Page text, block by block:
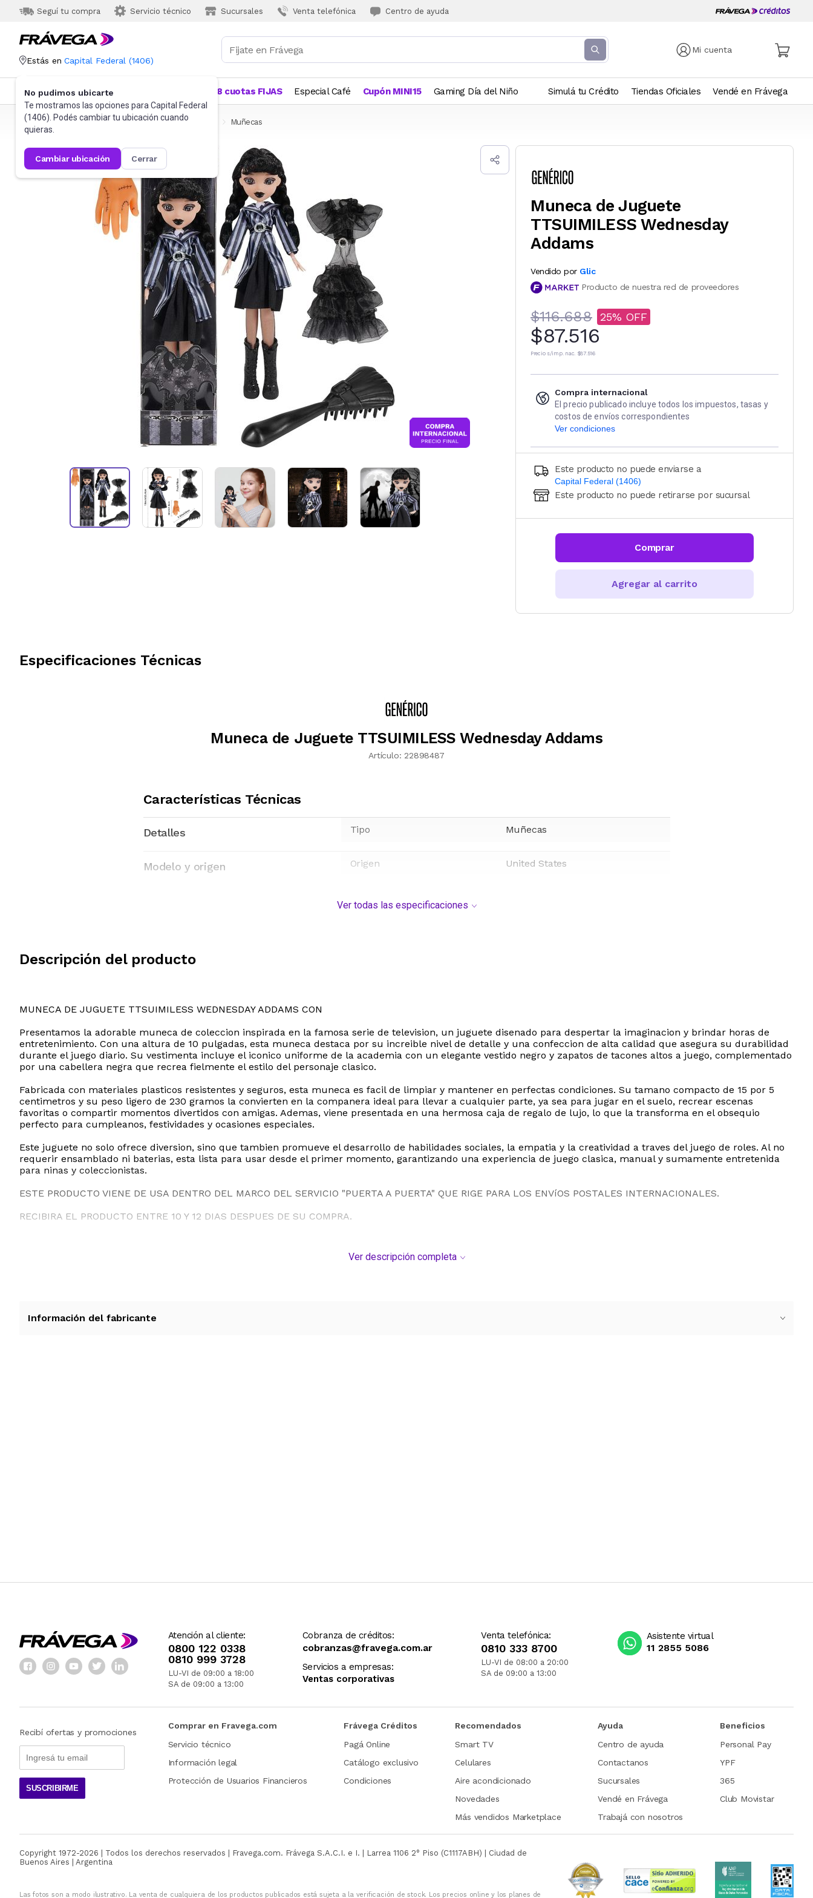
Seguí tu compra Servicio técnico Sucursales Venta telefónica Centro de ayuda
Mi cuenta
Estás en Capital Federal (1406)
No pudimos ubicarte
Te mostramos las opciones para Capital Federal
(1406). Podés cambiar tu ubicación cuando
quieras.
cambiar ubicación cerrar
Categorías Más Vendidos 18 cuotas FIJAS Especial Café Cupón MINI15 Gaming Día del Niño Simulá tu Crédito Tiendas Oficiales Vendé en Frávega
Frávega Juguetes y Juegos Muñecas y Accesorios Muñecas
Muneca de Juguete
TTSUIMILESS Wednesday
Addams
Vendido por Glic
Producto de nuestra red de proveedores
$116.688 25
$87.516
Precio s/imp. nac. $87.516
Compra internacional
El precio publicado incluye todos los impuestos, tasas y
costos de envíos correspondientes
Ver condiciones
Este producto no puede enviarse a
Capital Federal (1406)
Ingresá código postal (sólo números)
CALCULAR
Este producto no puede retirarse por sucursal
Comprar
Agregar al carrito
Especificaciones Técnicas
Muneca de Juguete TTSUIMILESS Wednesday Addams
Artículo: 22898487
Características Técnicas
Detalles Tipo Muñecas
Modelo y origen Origen United States
Ver todas las especificaciones
Descripción del producto
MUNECA DE JUGUETE TTSUIMILESS WEDNESDAY ADDAMS CON
Presentamos la adorable muneca de coleccion inspirada en la famosa serie de television, un juguete disenado para despertar la imaginacion y brindar horas de
entretenimiento. Con una altura de 10 pulgadas, esta muneca destaca por su increible nivel de detalle y una confeccion de alta calidad que asegura su durabilidad
durante el juego diario. Su vestimenta incluye el iconico uniforme de la academia con un elegante vestido negro y zapatos de tacones altos a juego, complementado
por una cabellera negra que recrea fielmente el estilo del personaje clasico.
Fabricada con materiales plasticos resistentes y seguros, esta muneca es facil de limpiar y mantener en perfectas condiciones. Su tamano compacto de 15 por 5
centimetros y su peso ligero de 230 gramos la convierten en la companera ideal para llevar a cualquier parte, ya sea para jugar en el suelo, recrear escenas
favoritas o compartir momentos divertidos con amigas. Ademas, viene presentada en una hermosa caja de regalo de lujo, lo que la transforma en el obsequio
perfecto para cumpleanos, festividades y ocasiones especiales.
Este juguete no solo ofrece diversion, sino que tambien promueve el desarrollo de habilidades sociales, la empatia y la creatividad a traves del juego de roles. Al no
requerir ensamblado ni baterias, esta lista para usar desde el primer momento, garantizando una experiencia de juego clasica, manual y sumamente entretenida
para ninas y coleccionistas.
ESTE PRODUCTO VIENE DE USA DENTRO DEL MARCO DEL SERVICIO "PUERTA A PUERTA" QUE RIGE PARA LOS ENVíOS POSTALES INTERNACIONALES.
RECIBIRA EL PRODUCTO ENTRE 10 Y 12 DIAS DESPUES DE SU COMPRA.
Ver descripción completa
Información del fabricante
Atención al cliente:
0800 122 0338
0810 999 3728
LU-VI de 09:00 a 18:00
SA de 09:00 a 13:00
Cobranza de créditos:
cobranzas@fravega.com.ar
Servicios a empresas:
Ventas corporativas
Venta telefónica:
0810 333 8700
LU-VI de 08:00 a 20:00
SA de 09:00 a 13:00
Asistente virtual
11 2855 5086
Recibí ofertas y promociones
SUSCRIBIRME
Comprar en Fravega.com
Servicio técnico
Información legal
Protección de Usuarios Financieros
Frávega Créditos
Pagá Online
Catálogo exclusivo
Condiciones
Recomendados
Smart TV
Celulares
Aire acondicionado
Novedades
Más vendidos Marketplace
Ayuda
Centro de ayuda
Contactanos
Sucursales
Vendé en Frávega
Trabajá con nosotros
Beneficios
Personal Pay
YPF
365
Club Movistar
Copyright 1972-2026 | Todos los derechos reservados | Fravega.com. Frávega S.A.C.I. e I. | Larrea 1106 2° Piso (C1117ABH) | Ciudad de
Buenos Aires | Argentina
Las fotos son a modo ilustrativo. La venta de cualquiera de los productos publicados está sujeta a la verificación de stock. Los precios online y los planes de